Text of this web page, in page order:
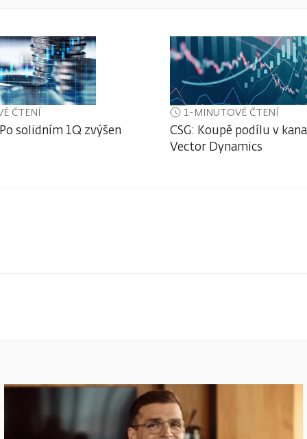
ČTENÍ
solidním 1Q zvýšen
1-MINUTOVÉ ČTENÍ
CSG: Koupě podílu v
Vector Dynamics